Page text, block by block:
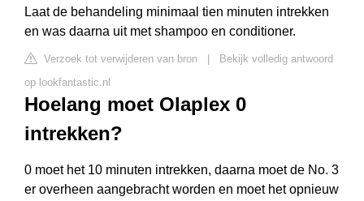
Laat de behandeling minimaal tien minuten intrekken
en was daarna uit met shampoo en conditioner.
Verzoek tot verwijderen van bron
Bekijk volledig antwoord
op lookfantastic.nl
Hoelang moet Olaplex 0
intrekken?
0 moet het 10 minuten intrekken, daarna moet de No. 3
er overheen aangebracht worden en moet het opnieuw